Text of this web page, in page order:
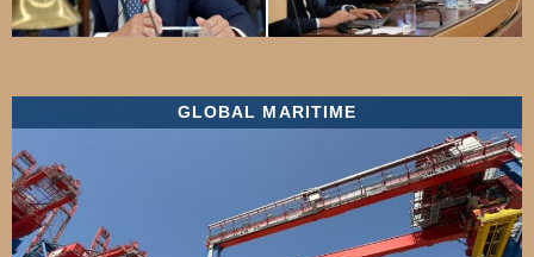
GLOBAL MARITIME